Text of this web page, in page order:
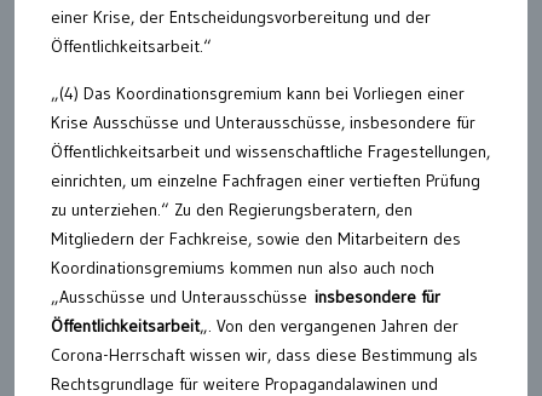
einer Krise, der Entscheidungsvorbereitung und der
Öffentlichkeitsarbeit.“
„(4) Das Koordinationsgremium kann bei Vorliegen einer
Krise Ausschüsse und Unterausschüsse, insbesondere für
Öffentlichkeitsarbeit und wissenschaftliche Fragestellungen,
einrichten, um einzelne Fachfragen einer vertieften Prüfung
zu unterziehen.“ Zu den Regierungsberatern, den
Mitgliedern der Fachkreise, sowie den Mitarbeitern des
Koordinationsgremiums kommen nun also auch noch
„Ausschüsse und Unterausschüsse insbesondere für
Öffentlichkeitsarbeit„. Von den vergangenen Jahren der
Corona-Herrschaft wissen wir, dass diese Bestimmung als
Rechtsgrundlage für weitere Propagandalawinen und